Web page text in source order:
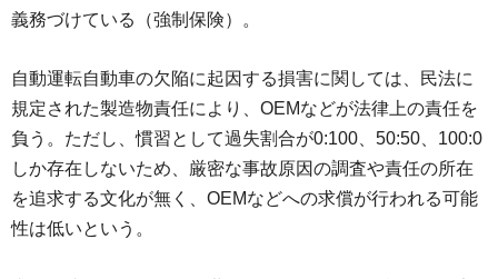
義務づけている（強制保険）。
自動運転自動車の欠陥に起因する損害に関しては、民法に
規定された製造物責任により、OEMなどが法律上の責任を
負う。ただし、慣習として過失割合が0:100、50:50、100:0
しか存在しないため、厳密な事故原因の調査や責任の所在
を追求する文化が無く、OEMなどへの求償が行われる可能
性は低いという。